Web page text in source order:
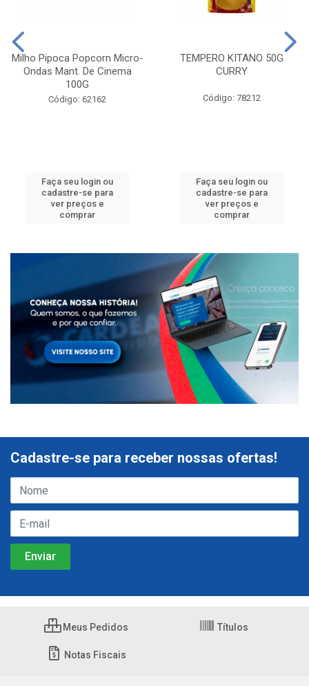
Milho Pipoca Popcorn Micro-
Ondas Mant. De Cinema
100G
Código: 62162
Faça seu login ou
cadastre-se para
ver preços e
comprar
TEMPERO KITANO 50G
CURRY
Código: 78212
Faça seu login ou
cadastre-se para
ver preços e
comprar
Cadastre-se para receber nossas ofertas!
Meus Pedidos Títulos
Notas Fiscais